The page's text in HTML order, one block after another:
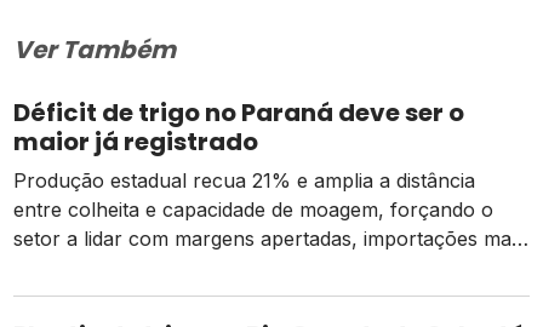
Ver Também
Déficit de trigo no Paraná deve ser o
maior já registrado
Produção estadual recua 21% e amplia a distância
entre colheita e capacidade de moagem, forçando o
setor a lidar com margens apertadas, importações mais